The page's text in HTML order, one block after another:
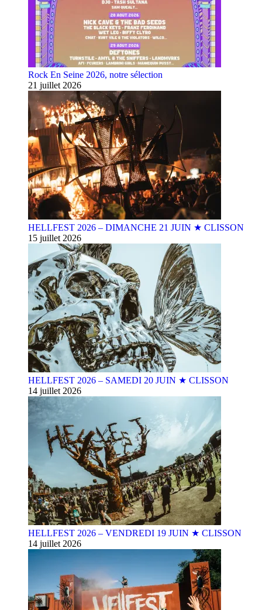
Rock En Seine 2026, notre sélection
21 juillet 2026
HELLFEST 2026 – DIMANCHE 21 JUIN ★ CLISSON
15 juillet 2026
HELLFEST 2026 – SAMEDI 20 JUIN ★ CLISSON
14 juillet 2026
HELLFEST 2026 – VENDREDI 19 JUIN ★ CLISSON
14 juillet 2026